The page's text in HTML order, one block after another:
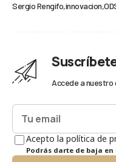
Sergio Rengifo innovacion
Accede a nuestro
Acepto la política de
Podrás darte de baja